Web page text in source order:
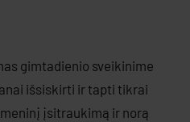
gimtadienio sveikinime
išsiskirti ir tapti tikrai
įsitraukimą ir norą